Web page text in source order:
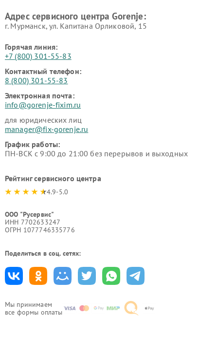
Мы принимаем
все формы оплаты
Адрес сервисного центра Gorenje:
г. Мурманск, ул. Капитана Орликовой, 15
Горячая линия:
+7 (800) 301-55-83
Контактный телефон:
8 (800) 301-55-83
Электронная почта:
info@gorenje-fixim.ru
для юридических лиц
manager@fix-gorenje.ru
График работы:
ПН-ВСК с 9:00 до 21:00 без перерывов и выходных
Рейтинг сервисного центра
4.9-5.0
ООО "Русервис"
ИНН 7702633247
ОГРН 1077746335776
Поделиться в соц. сетях: